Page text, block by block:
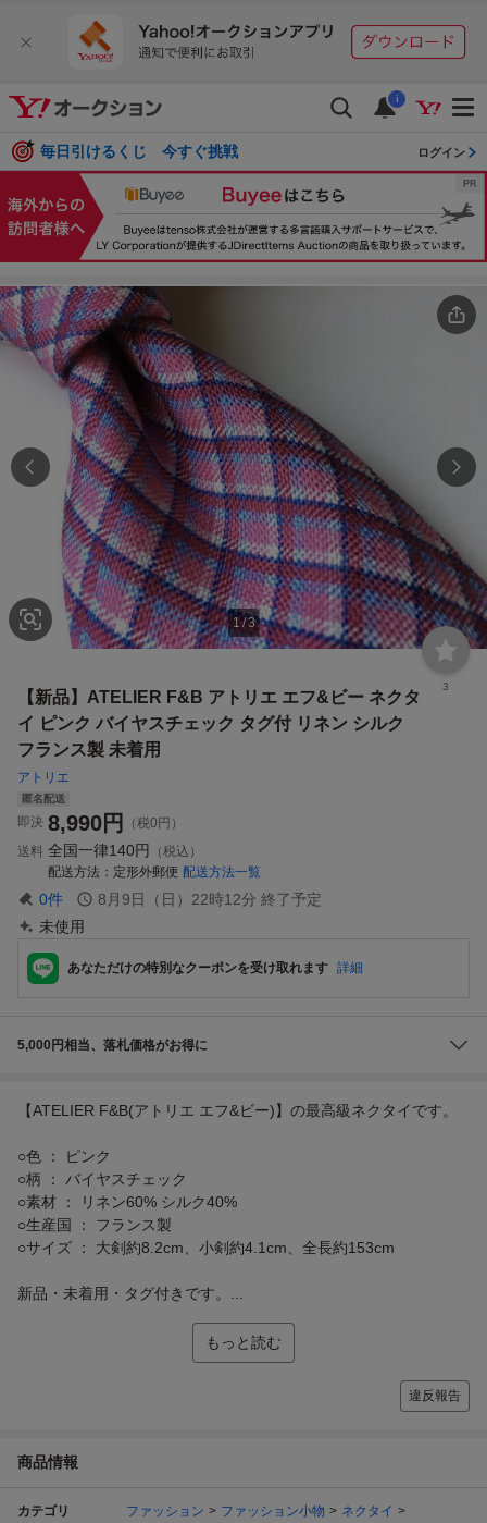
i
毎日引けるくじ 今すぐ挑戦 ログイン
1/3
3
【新品】ATELIER F&B アトリエ エフ&ビー ネクタ
イ ピンク バイヤスチェック タグ付 リネン シルク
フランス製 未着用
アトリエ
匿名配送
即決 8,990円
（税0円）
送料 全国一律140円
（税込）
配送方法
定形外郵便 配送方法一覧
0件 8月9日（日）22時12分 終了予定
未使用
あなただけの特別なクーポンを受け取れます 詳細
5,000円相当、落札価格がお得に
【ATELIER F&B(アトリエ エフ&ビー)】の最高級ネクタイです。
○色 ： ピンク
○柄 ： バイヤスチェック
○素材 ： リネン60% シルク40%
○生産国 ： フランス製
○サイズ ： 大剣約8.2cm、小剣約4.1cm、全長約153cm
新品・未着用・タグ付きです。...
もっと読む
違反報告
商品情報
カテゴリ ファッション ファッション小物
ネクタイ